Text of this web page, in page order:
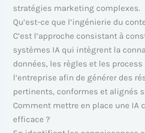
stratégies marketing complexes.
Qu’est-ce que l’ingénierie du
C’est l’approche consistant à
systèmes IA qui intègrent la
données, les règles et les process
l’entreprise afin de générer des
pertinents, conformes et alignés
Comment mettre en place une IA
efficace ?